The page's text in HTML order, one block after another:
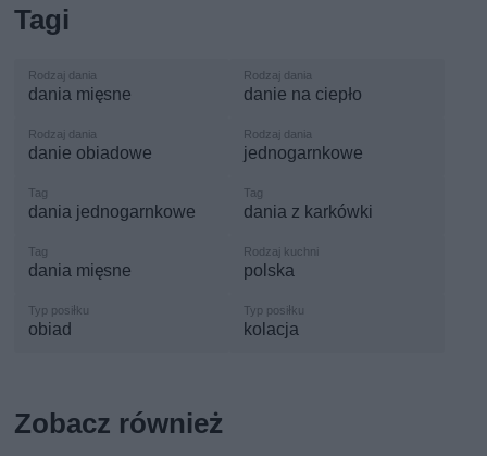
Tagi
dania mięsne danie na ciepło
danie obiadowe jednogarnkowe
dania jednogarnkowe dania z karkówki
dania mięsne polska
obiad kolacja
Zobacz również